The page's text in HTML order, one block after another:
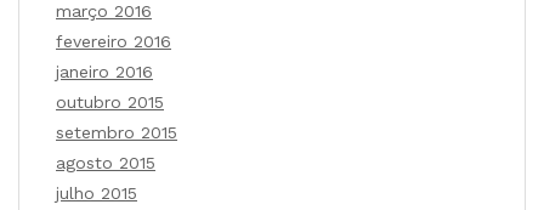
março 2016
fevereiro 2016
janeiro 2016
outubro 2015
setembro 2015
agosto 2015
julho 2015